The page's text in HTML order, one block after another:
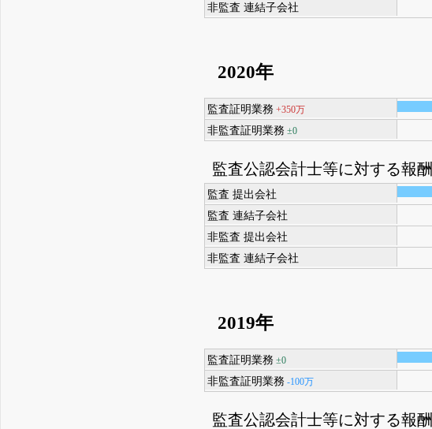
非監査 連結子会社
2020年
監査証明業務+350万
非監査証明業務±0
監査公認会計士等に対する報酬
監査 提出会社
監査 連結子会社
非監査 提出会社
非監査 連結子会社
2019年
監査証明業務±0
非監査証明業務-100万
監査公認会計士等に対する報酬